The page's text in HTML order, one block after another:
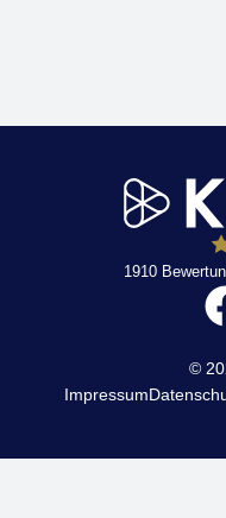
1910
©
Impressum